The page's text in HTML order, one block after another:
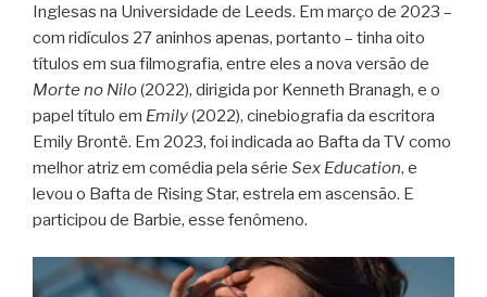
Inglesas na Universidade de Leeds. Em março de 2023 –
com ridículos 27 aninhos apenas, portanto – tinha oito
títulos em sua filmografia, entre eles a nova versão de
Morte no Nilo(2022), dirigida por Kenneth Branagh, e o
papel título em Emily(2022), cinebiografia da escritora
Emily Brontë. Em 2023, foi indicada ao Bafta da TV como
melhor atriz em comédia pela série Sex Education, e
levou o Bafta de Rising Star, estrela em ascensão. E
participou de Barbie, esse fenômeno.